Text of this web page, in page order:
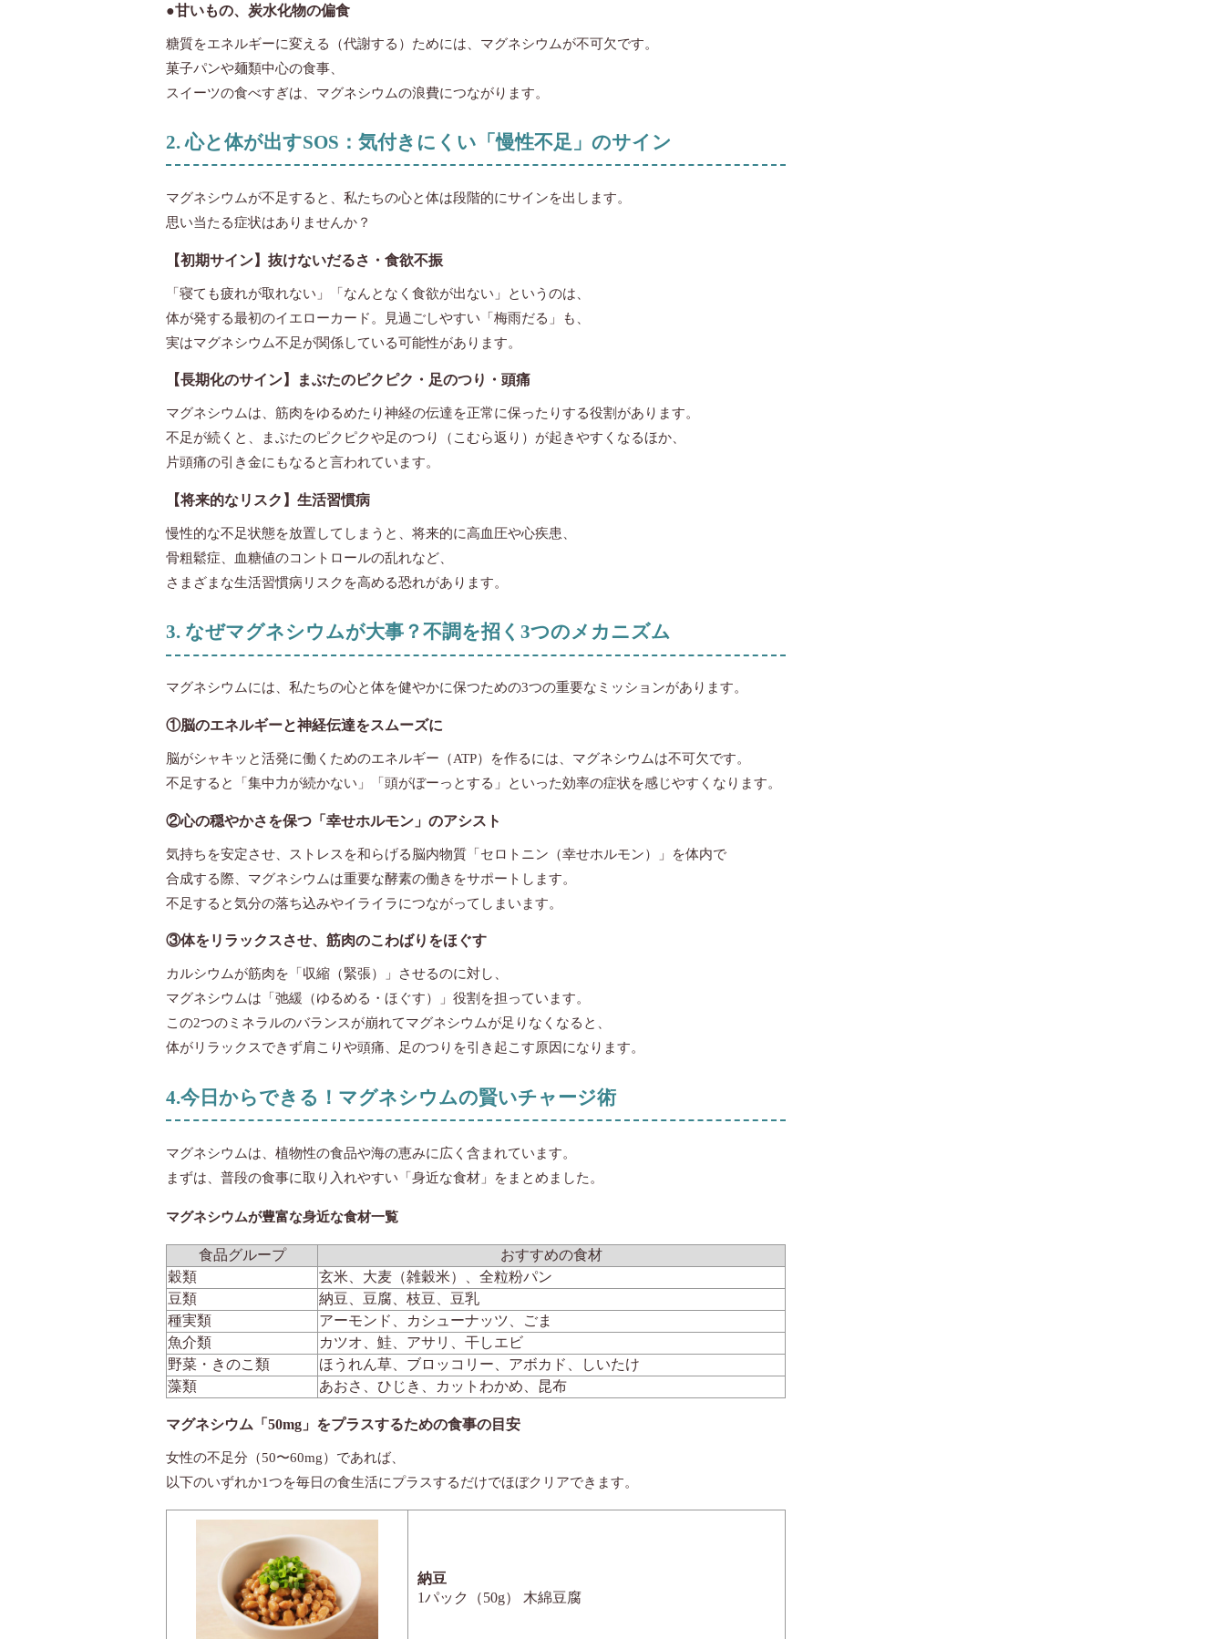
●甘いもの、炭水化物の偏食
糖質をエネルギーに変える（代謝する）ためには、マグネシウムが不可欠です。
菓子パンや麺類中心の食事、
スイーツの食べすぎは、マグネシウムの浪費につながります。
2. 心と体が出すSOS：気付きにくい「慢性不足」のサイン
マグネシウムが不足すると、私たちの心と体は段階的にサインを出します。
思い当たる症状はありませんか？
【初期サイン】抜けないだるさ・食欲不振
「寝ても疲れが取れない」「なんとなく食欲が出ない」というのは、
体が発する最初のイエローカード。見過ごしやすい「梅雨だる」も、
実はマグネシウム不足が関係している可能性があります。
【長期化のサイン】まぶたのピクピク・足のつり・頭痛
マグネシウムは、筋肉をゆるめたり神経の伝達を正常に保ったりする役割があります。
不足が続くと、まぶたのピクピクや足のつり（こむら返り）が起きやすくなるほか、
片頭痛の引き金にもなると言われています。
【将来的なリスク】生活習慣病
慢性的な不足状態を放置してしまうと、将来的に高血圧や心疾患、
骨粗鬆症、血糖値のコントロールの乱れなど、
さまざまな生活習慣病リスクを高める恐れがあります。
3. なぜマグネシウムが大事？不調を招く3つのメカニズム
マグネシウムには、私たちの心と体を健やかに保つための3つの重要なミッションがあります。
①脳のエネルギーと神経伝達をスムーズに
脳がシャキッと活発に働くためのエネルギー（ATP）を作るには、マグネシウムは不可欠です。
不足すると「集中力が続かない」「頭がぼーっとする」といった効率の症状を感じやすくなります。
②心の穏やかさを保つ「幸せホルモン」のアシスト
気持ちを安定させ、ストレスを和らげる脳内物質「セロトニン（幸せホルモン）」を体内で
合成する際、マグネシウムは重要な酵素の働きをサポートします。
不足すると気分の落ち込みやイライラにつながってしまいます。
③体をリラックスさせ、筋肉のこわばりをほぐす
カルシウムが筋肉を「収縮（緊張）」させるのに対し、
マグネシウムは「弛緩（ゆるめる・ほぐす）」役割を担っています。
この2つのミネラルのバランスが崩れてマグネシウムが足りなくなると、
体がリラックスできず肩こりや頭痛、足のつりを引き起こす原因になります。
4.今日からできる！マグネシウムの賢いチャージ術
マグネシウムは、植物性の食品や海の恵みに広く含まれています。
まずは、普段の食事に取り入れやすい「身近な食材」をまとめました。
マグネシウムが豊富な身近な食材一覧
食品グループ
おすすめの食材
穀類
玄米、大麦（雑穀米）、全粒粉パン
豆類
納豆、豆腐、枝豆、豆乳
種実類
アーモンド、カシューナッツ、ごま
魚介類
カツオ、鮭、アサリ、干しエビ
野菜・きのこ類
ほうれん草、ブロッコリー、アボカド、しいたけ
藻類
あおさ、ひじき、カットわかめ、昆布
マグネシウム「50mg」をプラスするための食事の目安
女性の不足分（50〜60mg）であれば、
以下のいずれか1つを毎日の食生活にプラスするだけでほぼクリアできます。
納豆
1パック（50g） 木綿豆腐